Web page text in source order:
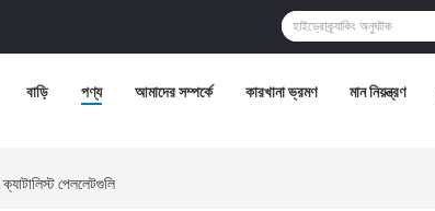
বাড়ি পণ্য আমাদের সম্পর্কে কারখানা ভ্রমণ মান নিয়ন্ত্রণ
পেললেটগুলি